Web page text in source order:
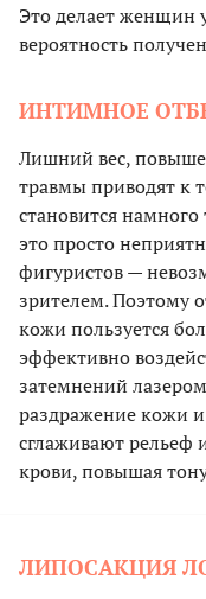
Это делает женщин
вероятность
ИНТИМНОЕ
Лишний вес,
травмы приводят к
становится
это просто
фигуристов —
зрителем. Поэтому
кожи пользуется
эффективно
затемнений
раздражение кожи
сглаживают
крови, повышая
ЛИПОСАКЦИЯ